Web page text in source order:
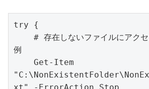
try {
例
xt" -ErrorAction Stop